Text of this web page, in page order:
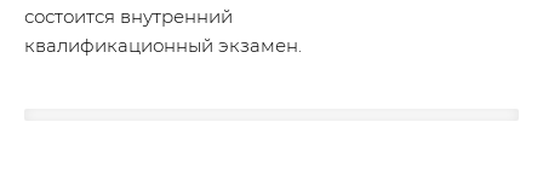
состоится внутренний
квалификационный экзамен.